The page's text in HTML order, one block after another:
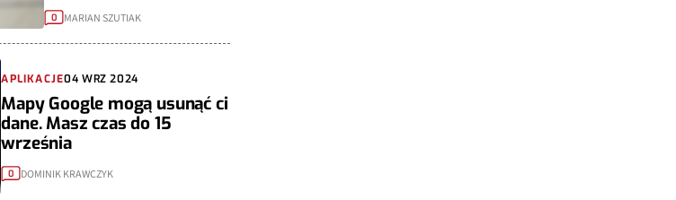
0 MARIAN SZUTIAK
APLIKACJE04 WRZ 2024
Mapy Google mogą usunąć ci
dane. Masz czas do 15
września
0 DOMINIK KRAWCZYK